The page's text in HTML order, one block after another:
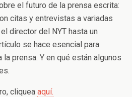
el futuro de la prensa escrita:
citas y entrevistas a variadas
director del NYT hasta un
se hace esencial para
la prensa. Y en qué están algunos
cliquea aquí.